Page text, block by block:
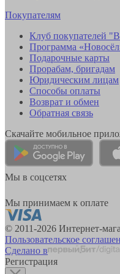
Покупателям
Клуб покупателей
Программа
Подарочные карты
Прорабам, бригадам
Юридическим лицам
Способы оплаты
Возврат и обмен
Обратная связь
Скачайте мобильное
Мы в соцсетях
Мы принимаем к оплате
© 2011-2026 Интернет-
Пользовательское
Сделано в
Регистрация